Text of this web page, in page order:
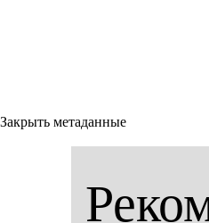
Закрыть метаданные